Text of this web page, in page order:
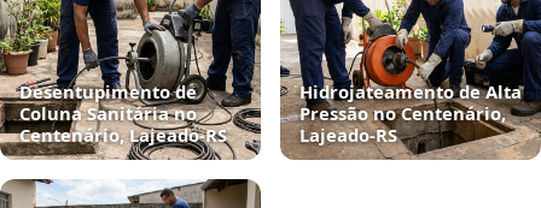
Desentupimento de
Coluna Sanitária no
Centenário, Lajeado‑RS
Hidrojateamento de Alta
Pressão no Centenário,
Lajeado‑RS